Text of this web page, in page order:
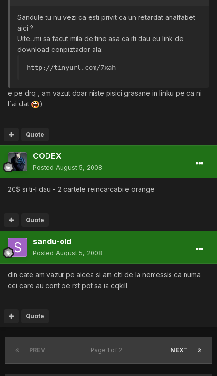
Sandule tu nu vezi ca esti privit ca un retardat analfabet
aici ?
Uite...mi sa facut mila de tine asa ca iti dau eu link de
download conpiztador ala:
http://tinyurl.com/7xah
e pe drq , am vazut doar niste pisici grasane in linku pe ca ni
l`ai dat
)
Quote
CODEX
Posted August 5, 2008
20$ si ti-l dau - 2 cartele reincarcabile orange
Quote
sandu-old
Posted August 5, 2008
din cate am vazut pe aicea si am citi de la nemessis ca numa
cei care au cont pe rst pot sa ia cqkill
Quote
PREV NEXT
Page 1 of 2